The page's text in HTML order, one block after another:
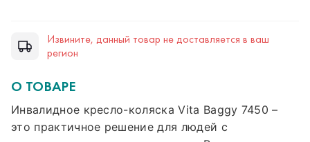
Извините, данный товар не доставляется в ваш
регион
О ТОВАРЕ
Инвалидное кресло-коляска Vita Baggy 7450 –
это практичное решение для людей с